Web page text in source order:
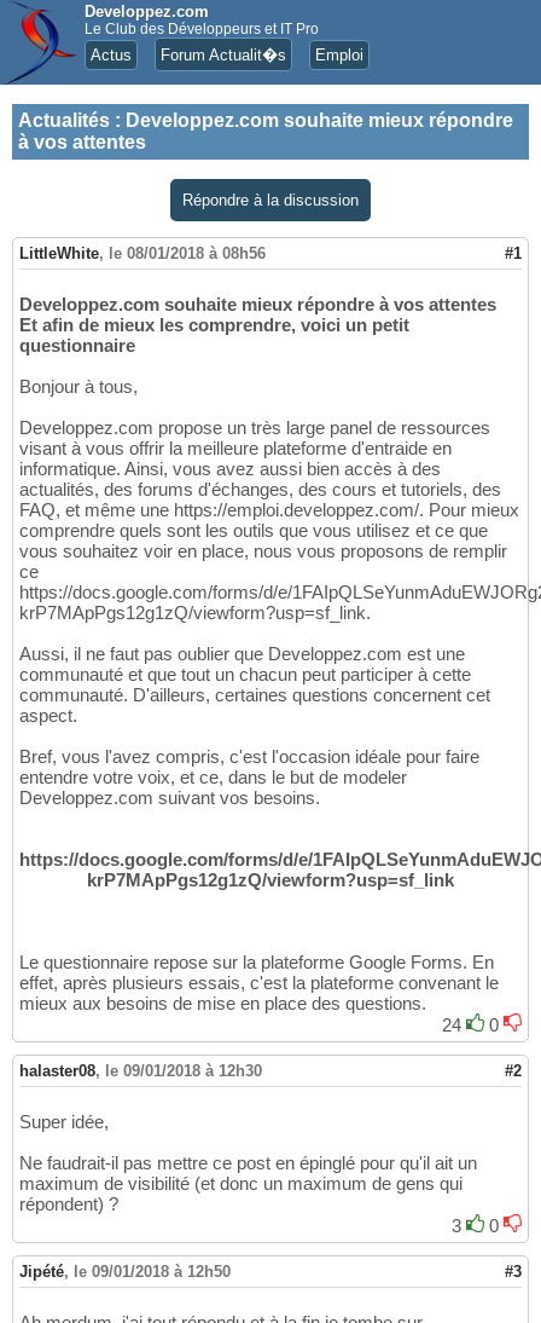
Developpez.com
Le Club des Développeurs et IT Pro
Actus Forum Actualit�s Emploi
Actualités : Developpez.com souhaite mieux répondre
à vos attentes
Répondre à la discussion
LittleWhite, le 08/01/2018 à 08h56 #1
Developpez.com souhaite mieux répondre à vos attentes
Et afin de mieux les comprendre, voici un petit
questionnaire
Bonjour à tous,
Developpez.com propose un très large panel de ressources
visant à vous offrir la meilleure plateforme d'entraide en
informatique. Ainsi, vous avez aussi bien accès à des
actualités, des forums d'échanges, des cours et tutoriels, des
FAQ, et même une https://emploi.developpez.com/. Pour mieux
comprendre quels sont les outils que vous utilisez et ce que
vous souhaitez voir en place, nous vous proposons de remplir
ce
https://docs.google.com/forms/d/e/
krP7MApPgs12g1zQ/viewform?usp=sf_link.
Aussi, il ne faut pas oublier que Developpez.com est une
communauté et que tout un chacun peut participer à cette
communauté. D'ailleurs, certaines questions concernent cet
aspect.
Bref, vous l'avez compris, c'est l'occasion idéale pour faire
entendre votre voix, et ce, dans le but de modeler
Developpez.com suivant vos besoins.
https://docs.google.com/forms/d/e/
krP7MApPgs12g1zQ/viewform?usp=sf_link
Le questionnaire repose sur la plateforme Google Forms. En
effet, après plusieurs essais, c'est la plateforme convenant le
mieux aux besoins de mise en place des questions.
24
0
halaster08, le 09/01/2018 à 12h30 #2
Super idée,
Ne faudrait-il pas mettre ce post en épinglé pour qu'il ait un
maximum de visibilité (et donc un maximum de gens qui
répondent) ?
3
0
Jipété, le 09/01/2018 à 12h50 #3